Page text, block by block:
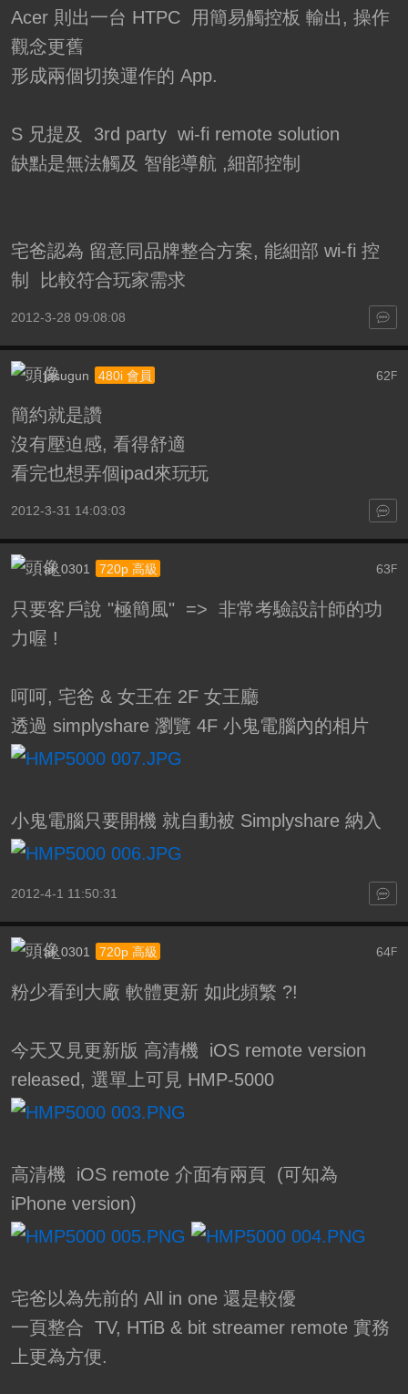
Acer 則出一台 HTPC 用簡易觸控板 輸出, 操作
觀念更舊
形成兩個切換運作的 App.
S 兄提及 3rd party wi-fi remote solution
缺點是無法觸及 智能導航 ,細部控制
宅爸認為 留意同品牌整合方案, 能細部 wi-fi 控
制 比較符合玩家需求
2012-3-28 09:08:08
62F
jasugun 480i 會員
簡約就是讚
沒有壓迫感, 看得舒適
看完也想弄個ipad來玩玩
2012-3-31 14:03:03
63F
ai_0301 720p 高級
只要客戶說 "極簡風" => 非常考驗設計師的功
力喔 !
呵呵, 宅爸 & 女王在 2F 女王廳
透過 simplyshare 瀏覽 4F 小鬼電腦內的相片
小鬼電腦只要開機 就自動被 Simplyshare 納入
2012-4-1 11:50:31
64F
ai_0301 720p 高級
粉少看到大廠 軟體更新 如此頻繁 ?!
今天又見更新版 高清機 iOS remote version
released, 選單上可見 HMP-5000
高清機 iOS remote 介面有兩頁 (可知為
iPhone version)
宅爸以為先前的 All in one 還是較優
一頁整合 TV, HTiB & bit streamer remote 實務
上更為方便.